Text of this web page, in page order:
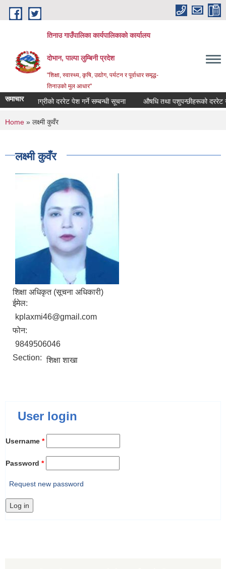
Skip to main content
तिनाउ गाउँपालिका कार्यपालिकाकाे कार्यालय
दोभान, पाल्पा लुम्बिनी प्रदेश
"शिक्षा, स्वास्थ्य, कृषि, उद्योग, पर्यटन र पूर्वाधार समृद्ध-
तिनाउको मुल आधार"
समाचार
कृषि सामाग्रीको दररेट पेश गर्ने सम्बन्धी सूचना औषधि तथा पशुपन्छीहरूको दररेट
You are here
Home » लक्ष्मी कुवँर
लक्ष्मी कुवँर
शिक्षा अधिकृत (सूचना अधिकारी)
ईमेल:
kplaxmi46@gmail.com
फोन:
9849506046
Section: शिक्षा शाखा
User login
Username *
Password *
Request new password